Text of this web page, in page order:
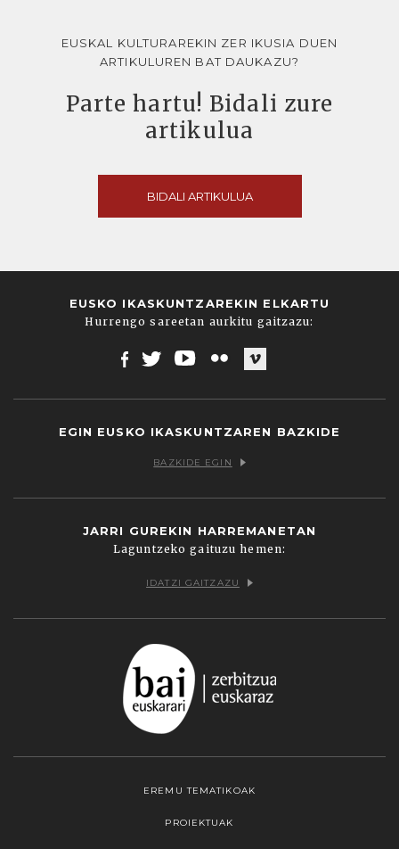
EUSKAL KULTURAREKIN ZER IKUSIA DUEN
ARTIKULUREN BAT DAUKAZU?
Parte hartu! Bidali zure
artikulua
BIDALI ARTIKULUA
EUSKO IKASKUNTZAREKIN ELKARTU
Hurrengo sareetan aurkitu gaitzazu:
EGIN EUSKO IKASKUNTZAREN BAZKIDE
BAZKIDE EGIN
JARRI GUREKIN HARREMANETAN
Laguntzeko gaituzu hemen:
IDATZI GAITZAZU
EREMU TEMATIKOAK
PROIEKTUAK